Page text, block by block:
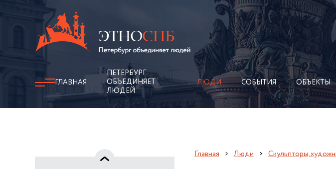
ГЛАВНАЯ
ПЕТЕРБУРГ
ОБЪЕДИНЯЕТ
ЛЮДЕЙ
ЛЮДИ СОБЫТИЯ ОБЪЕКТЫ
Главная Люди Скульпторы,